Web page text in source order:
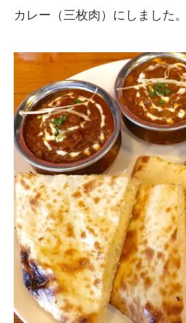
カレー（三枚肉）にしました。